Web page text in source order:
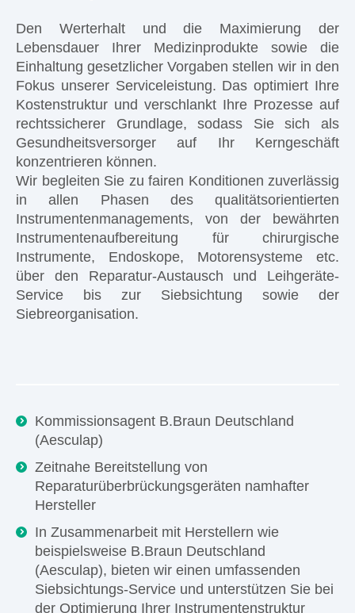
Den Werterhalt und die Maximierung der
Lebensdauer Ihrer Medizinprodukte sowie die
Einhaltung gesetzlicher Vorgaben stellen wir in den
Fokus unserer Serviceleistung. Das optimiert Ihre
Kostenstruktur und verschlankt Ihre Prozesse auf
rechtssicherer Grundlage, sodass Sie sich als
Gesundheitsversorger auf Ihr Kerngeschäft
konzentrieren können.
Wir begleiten Sie zu fairen Konditionen zuverlässig
in allen Phasen des qualitätsorientierten
Instrumentenmanagements, von der bewährten
Instrumentenaufbereitung für chirurgische
Instrumente, Endoskope, Motorensysteme etc.
über den Reparatur-Austausch und Leihgeräte-
Service bis zur Siebsichtung sowie der
Siebreorganisation.
Kommissionsagent B.Braun Deutschland
(Aesculap)
Zeitnahe Bereitstellung von
Reparaturüberbrückungsgeräten namhafter
Hersteller
In Zusammenarbeit mit Herstellern wie
beispielsweise B.Braun Deutschland
(Aesculap), bieten wir einen umfassenden
Siebsichtungs-Service und unterstützen Sie bei
der Optimierung Ihrer Instrumentenstruktur